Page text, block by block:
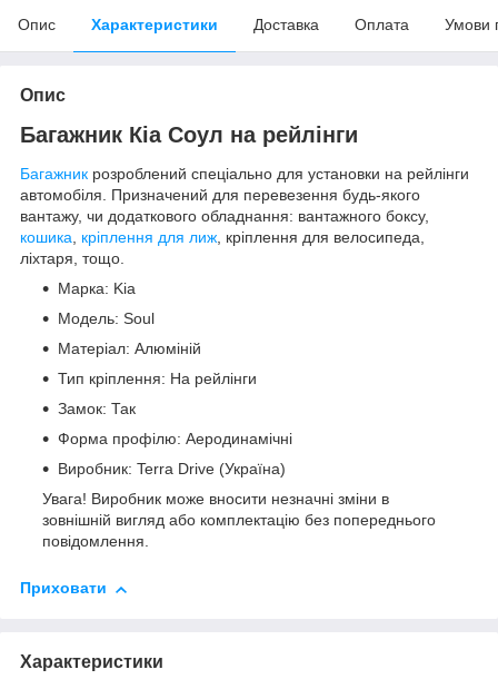
Опис Характеристики Доставка Оплата Умови
Опис
Багажник Кіа Соул на рейлінги
Багажник розроблений спеціально для установки на рейлінги
автомобіля. Призначений для перевезення будь-якого
вантажу, чи додаткового обладнання: вантажного боксу,
кошика, кріплення для лиж, кріплення для велосипеда,
ліхтаря, тощо.
Марка: Kia
Модель: Soul
Матеріал: Алюміній
Тип кріплення: На рейлінги
Замок: Так
Форма профілю: Аеродинамічні
Виробник: Terra Drive (Україна)
Увага! Виробник може вносити незначні зміни в
зовнішній вигляд або комплектацію без попереднього
повідомлення.
Приховати
Характеристики